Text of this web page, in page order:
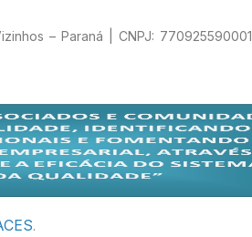
– Paraná | CNPJ:
.